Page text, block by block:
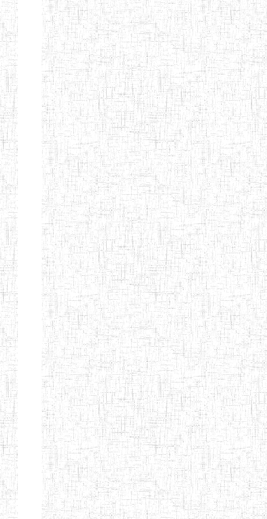
D'ABONG
MBANG
ENIEG DE
BATOURI
12/06/2001 ENIEG
ENBIEG DE
BERTOUA
01/08/2001 ENIEG
ENIET DE
BERTOUA
01/08/2012 ENIET
ENIET DE
MAROUA
13/08/2013 ENIET
ENBIEG DE
MAROUA
01/01/1965 ENIEG
ENIEG DE
KOUSSERI
01/09/1997 ENIEG
ENIEG DE
YAGOUA
31/08/2005 ENIEG
ENIEG DE
KAELE
01/09/1984 ENIEG
ENIEG DE
MORA
01/07/2000 ENIEG
ENIEG DE
MOKOLO
24/09/1997 ENIEG